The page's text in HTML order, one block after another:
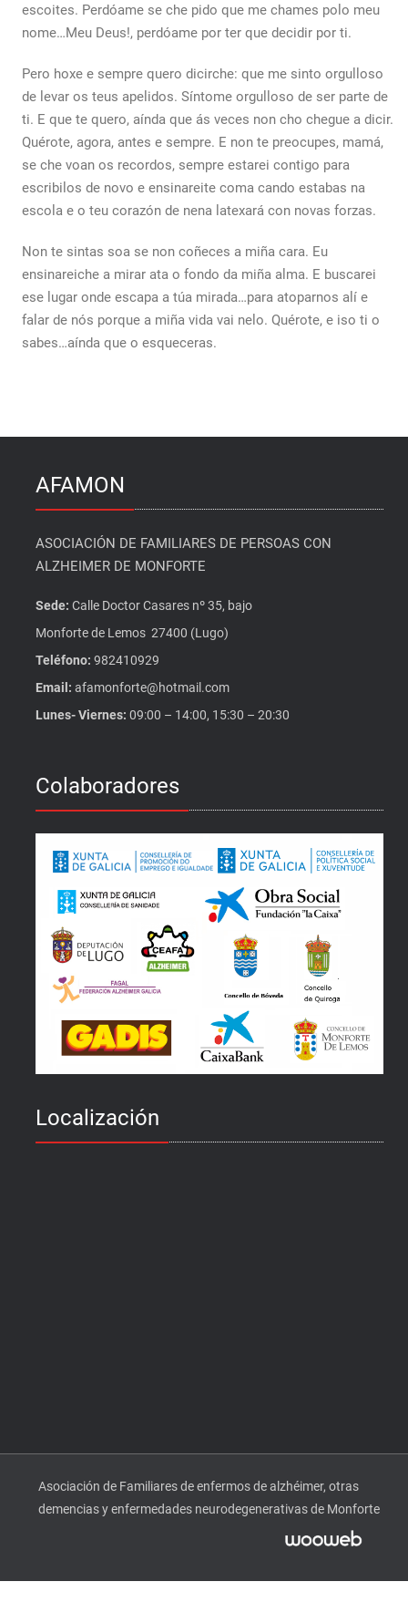
escoites. Perdóame se che pido que me chames polo meu
nome…Meu Deus!, perdóame por ter que decidir por ti.
Pero hoxe e sempre quero dicirche: que me sinto orgulloso
de levar os teus apelidos. Síntome orgulloso de ser parte de
ti. E que te quero, aínda que ás veces non cho chegue a dicir.
Quérote, agora, antes e sempre. E non te preocupes, mamá,
se che voan os recordos, sempre estarei contigo para
escribilos de novo e ensinareite coma cando estabas na
escola e o teu corazón de nena latexará con novas forzas.
Non te sintas soa se non coñeces a miña cara. Eu
ensinareiche a mirar ata o fondo da miña alma. E buscarei
ese lugar onde escapa a túa mirada…para atoparnos alí e
falar de nós porque a miña vida vai nelo. Quérote, e iso ti o
sabes…aínda que o esqueceras.
AFAMON
ASOCIACIÓN DE FAMILIARES DE PERSOAS CON
ALZHEIMER DE MONFORTE
Sede: Calle Doctor Casares nº 35, bajo
Monforte de Lemos 27400 (Lugo)
Teléfono: 982410929
Email: afamonforte@hotmail.com
Lunes- Viernes: 09:00 – 14:00, 15:30 – 20:30
Colaboradores
Localización
Asociación de Familiares de enfermos de alzhéimer, otras
demencias y enfermedades neurodegenerativas de Monforte